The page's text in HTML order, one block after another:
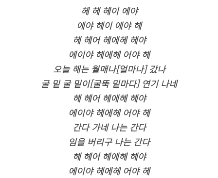
헤 헤 헤이 에야
에야 헤이 에야 헤
헤 헤어 헤에헤 헤야
에이야 헤에헤 어야 헤
오늘 해는 월매나[얼마나] 갔나
굴 밑 굴 밑이[굴뚝 밑마다] 연기 나네
헤 헤어 헤에헤 헤야
에이야 헤에헤 어야 헤
간다 가네 나는 간다
임을 버리구 나는 간다
헤 헤어 헤에헤 헤야
에이야 헤에헤 어야 헤